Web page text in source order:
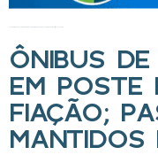
ÔNIBUS
EM POSTE
FIAÇÃO;
MANTIDOS